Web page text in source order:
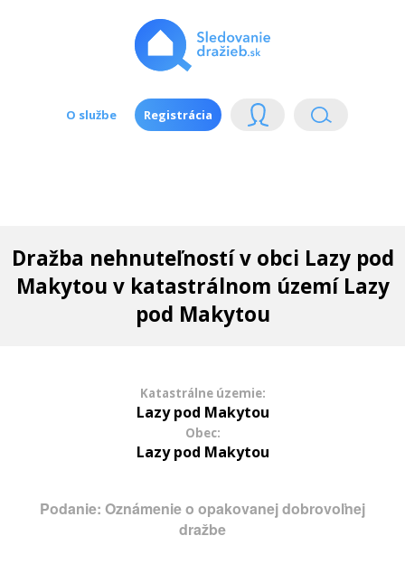
O službe Registrácia
Dražba nehnuteľností v obci Lazy pod
Makytou v katastrálnom území Lazy
pod Makytou
Katastrálne územie:
Lazy pod Makytou
Obec:
Lazy pod Makytou
Podanie: Oznámenie o opakovanej dobrovoľnej
dražbe